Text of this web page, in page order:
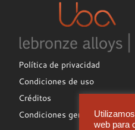
Política de privacidad
Condiciones de uso
Créditos
Condiciones generales de
web para